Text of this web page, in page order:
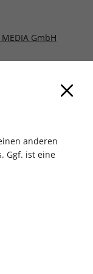
MEDIA GmbH
anderen
Ggf. ist eine